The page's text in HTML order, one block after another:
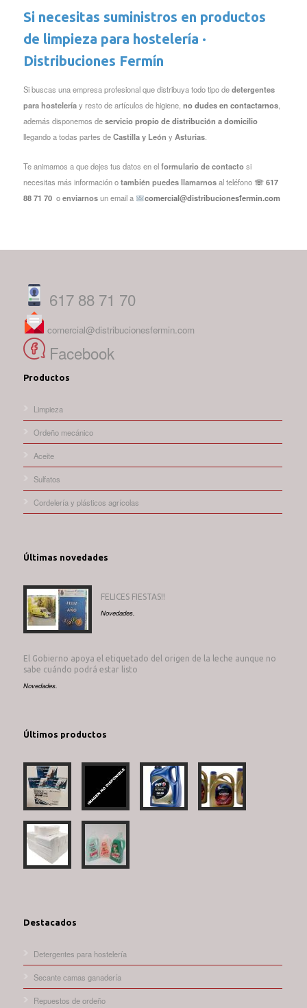
Si necesitas suministros en productos
de limpieza para hostelería ·
Distribuciones Fermín
Si buscas una empresa profesional que distribuya todo tipo dedetergentes
para hosteleríay resto de artículos de higiene, no dudes en contactarnos,
además disponemos deservicio propio de distribución a domicilio
llegando a todas partes deCastilla y León y Asturias.
Te animamos a que dejes tus datos en elformulario de contactosi
necesitas más información otambién puedesllamarnosal teléfono ☏ 617
88 71 70 oenviarnosun email a comercial@distribucionesfermin.com
617 88 71 70
comercial@distribucionesfermin.com
Facebook
Productos
Limpieza
Ordeño mecánico
Aceite
Sulfatos
Cordelería y plásticos agrícolas
Últimas novedades
FELICES FIESTAS!!
Novedades.
El Gobierno apoya el etiquetado del origen de la leche aunque no
sabe cuándo podrá estar listo
Novedades.
Últimos productos
Destacados
Detergentes para hostelería
Secante camas ganadería
Repuestos de ordeño